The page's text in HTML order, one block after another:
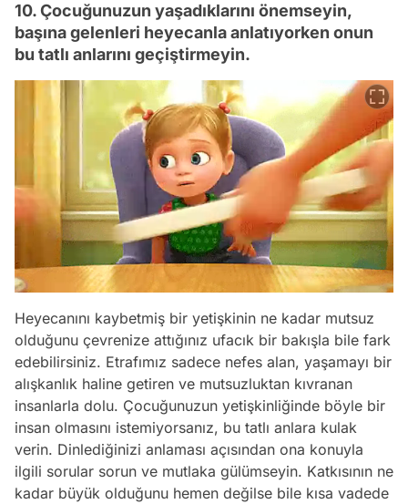
10. Çocuğunuzun yaşadıklarını önemseyin,
başına gelenleri heyecanla anlatıyorken onun
bu tatlı anlarını geçiştirmeyin.
Heyecanını kaybetmiş bir yetişkinin ne kadar mutsuz
olduğunu çevrenize attığınız ufacık bir bakışla bile fark
edebilirsiniz. Etrafımız sadece nefes alan, yaşamayı bir
alışkanlık haline getiren ve mutsuzluktan kıvranan
insanlarla dolu. Çocuğunuzun yetişkinliğinde böyle bir
insan olmasını istemiyorsanız, bu tatlı anlara kulak
verin. Dinlediğinizi anlaması açısından ona konuyla
ilgili sorular sorun ve mutlaka gülümseyin. Katkısının ne
kadar büyük olduğunu hemen değilse bile kısa vadede